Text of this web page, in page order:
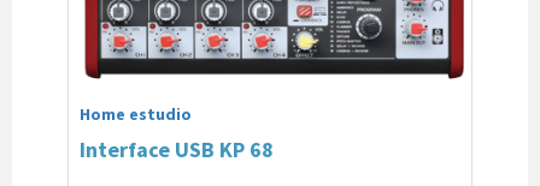
Home estudio
Interface USB KP 68